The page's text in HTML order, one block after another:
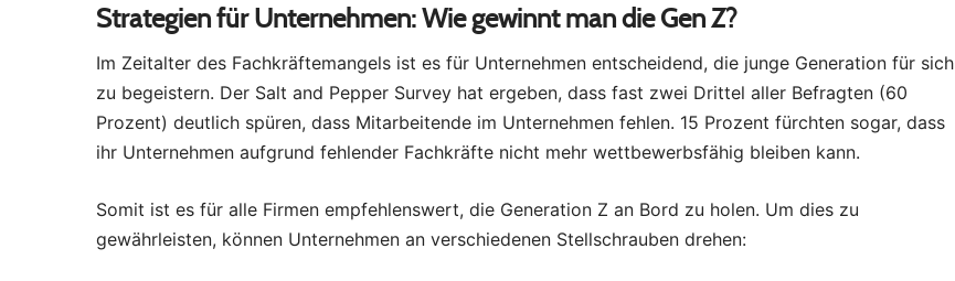
Strategien für Unternehmen: Wie gewinnt man die Gen Z?
Im Zeitalter des Fachkräftemangels ist es für Unternehmen entscheidend, die junge Generation für sich
zu begeistern. Der Salt and Pepper Survey hat ergeben, dass fast zwei Drittel aller Befragten (60
Prozent) deutlich spüren, dass Mitarbeitende im Unternehmen fehlen. 15 Prozent fürchten sogar, dass
ihr Unternehmen aufgrund fehlender Fachkräfte nicht mehr wettbewerbsfähig bleiben kann.
Somit ist es für alle Firmen empfehlenswert, die Generation Z an Bord zu holen. Um dies zu
gewährleisten, können Unternehmen an verschiedenen Stellschrauben drehen: